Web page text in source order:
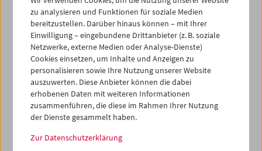
Programme und Retrospektiven, die wir in unserer
Programmheft-Sondernummer (PDF)angekündigt
hatten. Neu dazu kommen einige Premieren, die
Fortsetzung des Amos-Vogel-Atlas und vieles mehr.
Vorstellungstermine finden Sieonlineund als
Die Maßnahmen die wir treffen, um allen einen sicheren
Besuch zu ermöglichen, finden sichhier.
Wir freuen uns auf ein Wiedersehen!
Programmvorschau Frühling/Sommer 2021
zu analysieren und Funktionen für soziale Medien
bereitzustellen. Darüber hinaus können – mit Ihrer
Einwilligung – eingebundene Drittanbieter (z. B. soziale
Netzwerke, externe Medien oder Analyse-Dienste)
Cookies einsetzen, um Inhalte und Anzeigen zu
personalisieren sowie Ihre Nutzung unserer Website
auszuwerten. Diese Anbieter können die dabei
erhobenen Daten mit weiteren Informationen
zusammenführen, die diese im Rahmen Ihrer Nutzung
der Dienste gesammelt haben.
Zur Datenschutzerklärung